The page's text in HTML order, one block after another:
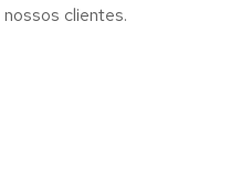
clientes.